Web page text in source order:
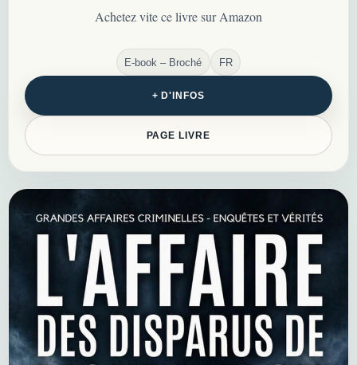
médiatique en dossier criminel
Achetez vite ce livre sur Amazon
E-book – Broché FR
+ D'INFOS
PAGE LIVRE